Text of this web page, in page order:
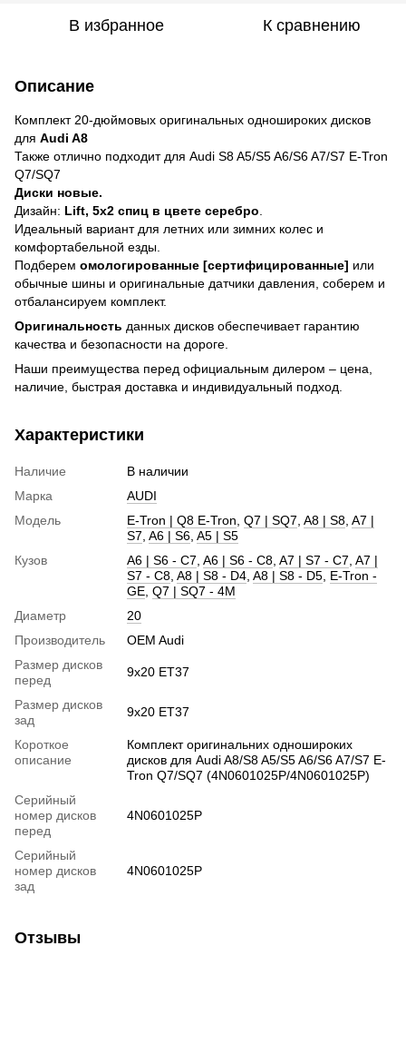
В избранное К сравнению
Описание
Комплект 20-дюймовых оригинальных одношироких дисков
для Audi A8
Также отлично подходит для Audi S8 A5/S5 A6/S6 A7/S7 E-Tron
Q7/SQ7
Диски новые.
Дизайн: Lift, 5x2 спиц в цвете серебро
Идеальный вариант для летних или зимних колес и
комфортабельной езды.
Подберем омологированные [сертифицированные] или
обычные шины и оригинальные датчики давления, соберем и
отбалансируем комплект.
Оригинальность данных дисков обеспечивает гарантию
качества и безопасности на дороге.
Наши преимущества перед официальным дилером – цена,
наличие, быстрая доставка и индивидуальный подход.
Характеристики
Наличие
В наличии
Марка
AUDI
Модель
E-Tron | Q8 E-Tron Q7 | SQ7 A8 | S8 A7 |
S7 A6 | S6 A5 | S5
Кузов
A6 | S6 - C7 A6 | S6 - C8 A7 | S7 - C7 A7 |
S7 - C8 A8 | S8 - D4 A8 | S8 - D5 E-Tron -
GE Q7 | SQ7 - 4M
Диаметр
20
Производитель
OEM Audi
Размер дисков
перед
9x20 ET37
Размер дисков
зад
9x20 ET37
Короткое
описание
Комплект оригинальних одношироких
дисков для Audi A8/S8 A5/S5 A6/S6 A7/S7 E-
Tron Q7/SQ7 (4N0601025P/4N0601025P)
Серийный
номер дисков
перед
4N0601025P
Серийный
номер дисков
зад
4N0601025P
Отзывы